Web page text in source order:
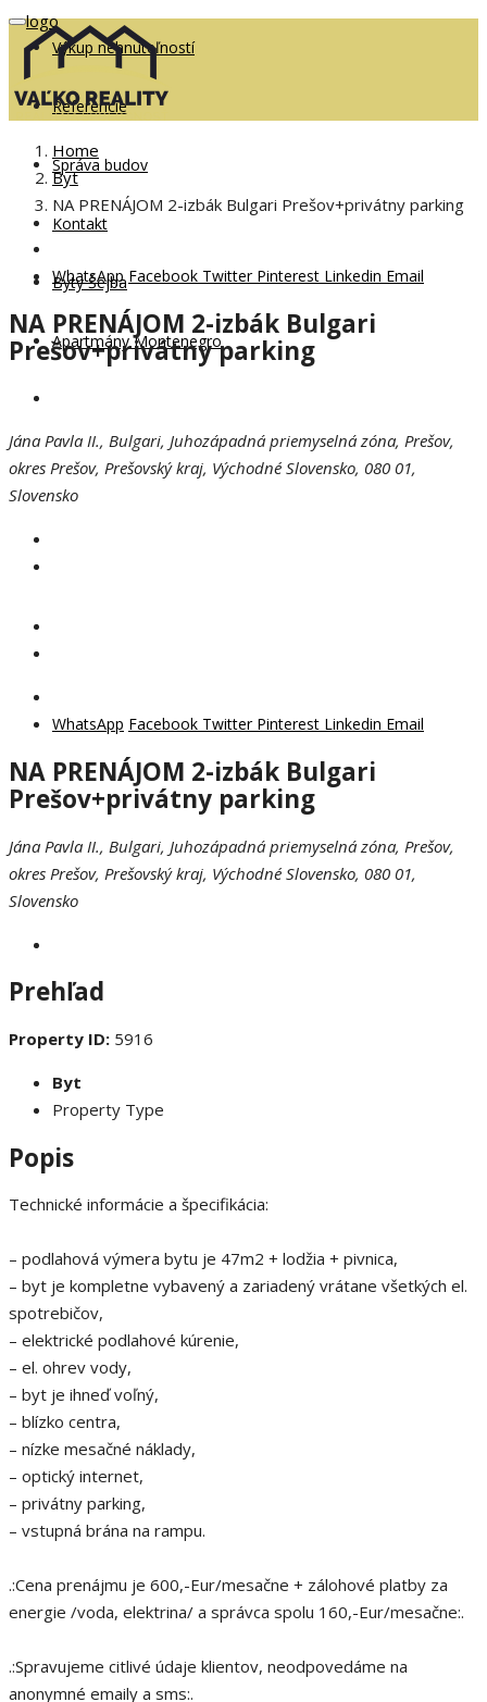
Výkup nehnuteľností
Referencie
Správa budov
Kontakt
Byty Šejba
Apartmány Montenegro
Home
Byt
NA PRENÁJOM 2-izbák Bulgari Prešov+privátny parking
WhatsApp Facebook Twitter Pinterest Linkedin Email
NA PRENÁJOM 2-izbák Bulgari
Prešov+privátny parking
Jána Pavla II., Bulgari, Juhozápadná priemyselná zóna, Prešov,
okres Prešov, Prešovský kraj, Východné Slovensko, 080 01,
Slovensko
WhatsApp Facebook Twitter Pinterest Linkedin Email
NA PRENÁJOM 2-izbák Bulgari
Prešov+privátny parking
Jána Pavla II., Bulgari, Juhozápadná priemyselná zóna, Prešov,
okres Prešov, Prešovský kraj, Východné Slovensko, 080 01,
Slovensko
Prehľad
Property ID: 5916
Byt
Property Type
Popis
Technické informácie a špecifikácia:
– podlahová výmera bytu je 47m2 + lodžia + pivnica,
– byt je kompletne vybavený a zariadený vrátane všetkých el.
spotrebičov,
– elektrické podlahové kúrenie,
– el. ohrev vody,
– byt je ihneď voľný,
– blízko centra,
– nízke mesačné náklady,
– optický internet,
– privátny parking,
– vstupná brána na rampu.
.:Cena prenájmu je 600,-Eur/mesačne + zálohové platby za
energie /voda, elektrina/ a správca spolu 160,-Eur/mesačne:.
.:Spravujeme citlivé údaje klientov, neodpovedáme na
anonymné emaily a sms:.